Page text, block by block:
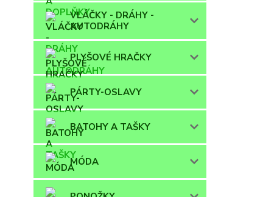
VLÁČKY - DRÁHY -
AUTODRÁHY
PLYŠOVÉ HRAČKY
PÁRTY-OSLAVY
BATOHY A TAŠKY
MÓDA